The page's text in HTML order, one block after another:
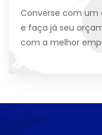
Converse com um
e faça já seu
com a melhor